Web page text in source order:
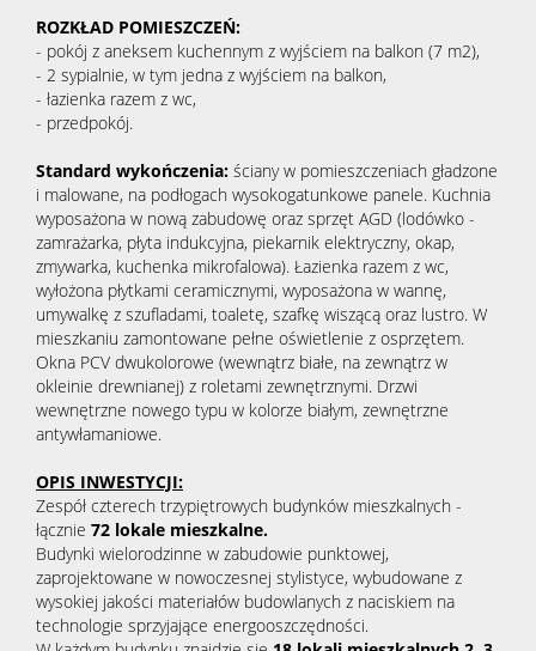
ROZKŁAD POMIESZCZEŃ:
- pokój z aneksem kuchennym z wyjściem na balkon (7 m2),
- 2 sypialnie, w tym jedna z wyjściem na balkon,
- łazienka razem z wc,
- przedpokój.
Standard wykończenia: ściany w pomieszczeniach gładzone
i malowane, na podłogach wysokogatunkowe panele. Kuchnia
wyposażona w nową zabudowę oraz sprzęt AGD (lodówko -
zamrażarka, płyta indukcyjna, piekarnik elektryczny, okap,
zmywarka, kuchenka mikrofalowa). Łazienka razem z wc,
wyłożona płytkami ceramicznymi, wyposażona w wannę,
umywalkę z szufladami, toaletę, szafkę wiszącą oraz lustro. W
mieszkaniu zamontowane pełne oświetlenie z osprzętem.
Okna PCV dwukolorowe (wewnątrz białe, na zewnątrz w
okleinie drewnianej) z roletami zewnętrznymi. Drzwi
wewnętrzne nowego typu w kolorze białym, zewnętrzne
antywłamaniowe.
OPIS INWESTYCJI:
Zespół czterech trzypiętrowych budynków mieszkalnych -
łącznie 72 lokale mieszkalne.
Budynki wielorodzinne w zabudowie punktowej,
zaprojektowane w nowoczesnej stylistyce, wybudowane z
wysokiej jakości materiałów budowlanych z naciskiem na
technologie sprzyjające energooszczędności.